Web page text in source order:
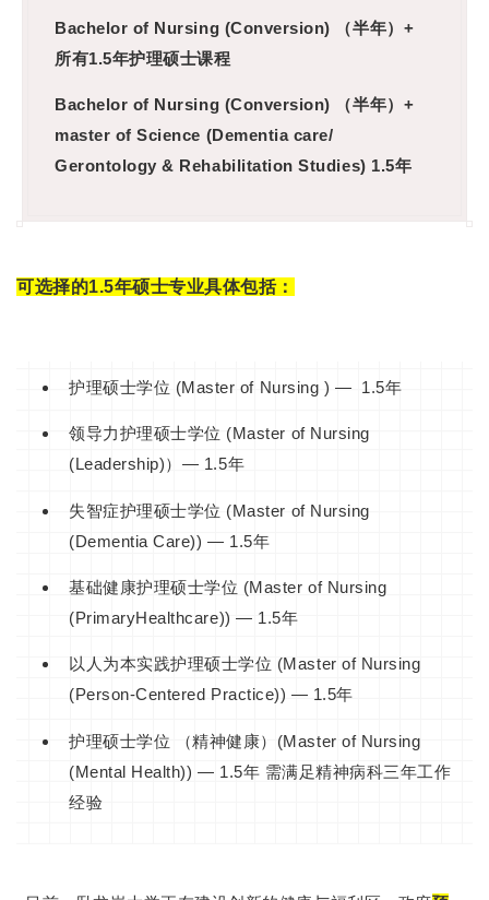
Bachelor of Nursing (Conversion) （半年）+
所有1.5年护理硕士课程
Bachelor of Nursing (Conversion) （半年）+
master of Science (Dementia care/
Gerontology & Rehabilitation Studies) 1.5年
可选择的1.5年硕士专业具体包括：
护理硕士学位 (Master of Nursing ) — 1.5年
领导力护理硕士学位 (Master of Nursing
(Leadership)）— 1.5年
失智症护理硕士学位 (Master of Nursing
(Dementia Care)) — 1.5年
基础健康护理硕士学位 (Master of Nursing
(PrimaryHealthcare)) — 1.5年
以人为本实践护理硕士学位 (Master of Nursing
(Person-Centered Practice)) — 1.5年
护理硕士学位 （精神健康）(Master of Nursing
(Mental Health)) — 1.5年 需满足精神病科三年工作
经验